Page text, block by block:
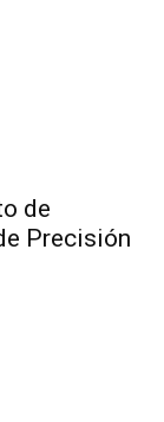
de
Precisión